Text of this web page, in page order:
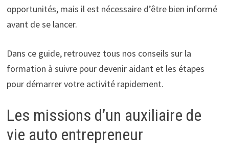
opportunités, mais il est nécessaire d’être bien informé
avant de se lancer.
Dans ce guide, retrouvez tous nos conseils sur la
formation à suivre pour devenir aidant et les étapes
pour démarrer votre activité rapidement.
Les missions d’un auxiliaire de
vie auto entrepreneur